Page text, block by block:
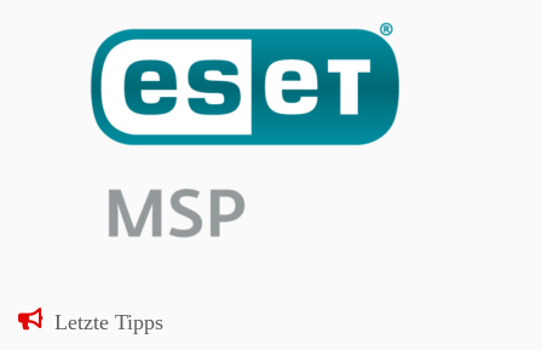
Letzte Tipps